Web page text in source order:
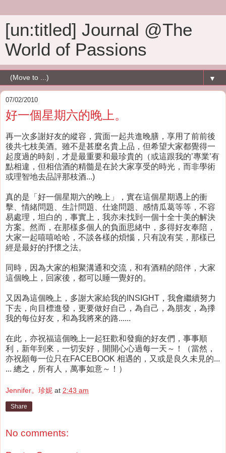
[un:titled] Journal @The
World of Passions
▼
07/02/2010
好一個星期六的晚上。
再一次多謝好友的縱容，賞面一起共進晚膳，享用了前前後
後共七枝美酒。雖不是甚麼名貴上品，但希望大家都覺得一
起度過的時刻，才是最重要和最珍貴的（或這跟我的’專業’有
點相違，但相信酒的精髓是在於大家享受的時光，而非學術
或理智地去品評那枝酒...)
真的是「好一個星期六的晚上」，實在這個星期遇上的衝
擊、情緒問題、生計問題、仕途問題、感情瓜葛等等，不容
易處理，坦白的，事實上，我亦未找到一個十全十美的解決
方案。然而，在那樣多個人的負面思緒中，多得好友奉陪，
大家一起嘻嘻哈哈，不談各樣的煩惱，只有說有笑，那樣已
經是最好的抒懷之法。
同時，因為大家的相聚溝通和交流，和有酒精的陪伴，大家
這個晚上，回家後，都可以睡一覺好的。
又因為這個晚上，多謝大家給我的INSIGHT，我會繼續努力
下去，向目標進發，更要做好自己，為自己，為朋友，為搼
我的每位好友，和為我將來的路......
在此，亦祝福這個晚上一起狂歡和發癲的好友們，事事順
利，新年到來，一切安好，開開心心過每一天～！（當然，
亦祝願每一位只在FACEBOOK 相遇的，又或是良久未見的...
... 總之，所有人，萬事如意～！）
Jennifer。珍妮 at 2:43 am
Share
No comments: